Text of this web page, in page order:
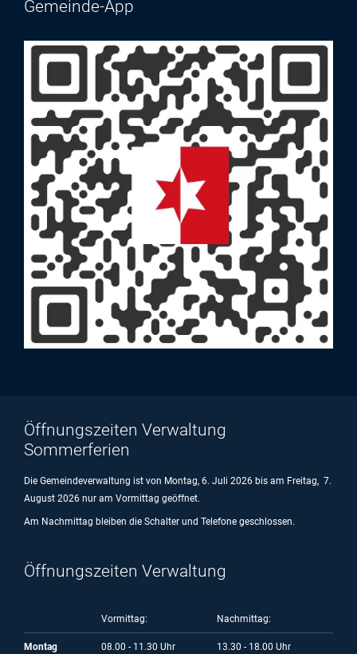
Gemeinde-App
Öffnungszeiten Verwaltung
Sommerferien
Die Gemeindeverwaltung ist von Montag, 6. Juli 2026 bis am Freitag, 7.
August 2026 nur am Vormittag geöffnet.
Am Nachmittag bleiben die Schalter und Telefone geschlossen.
Öffnungszeiten Verwaltung
Vormittag: Nachmittag:
Montag 08.00 - 11.30 Uhr 13.30 - 18.00 Uhr